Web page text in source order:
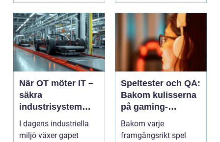
När OT möter IT –
säkra
industrisystem
utan att stoppa
produktionen
I dagens industriella
miljö växer gapet
Speltester och QA:
Bakom kulisserna
på gaming-
industrin
Bakom varje
framgångsrikt spel